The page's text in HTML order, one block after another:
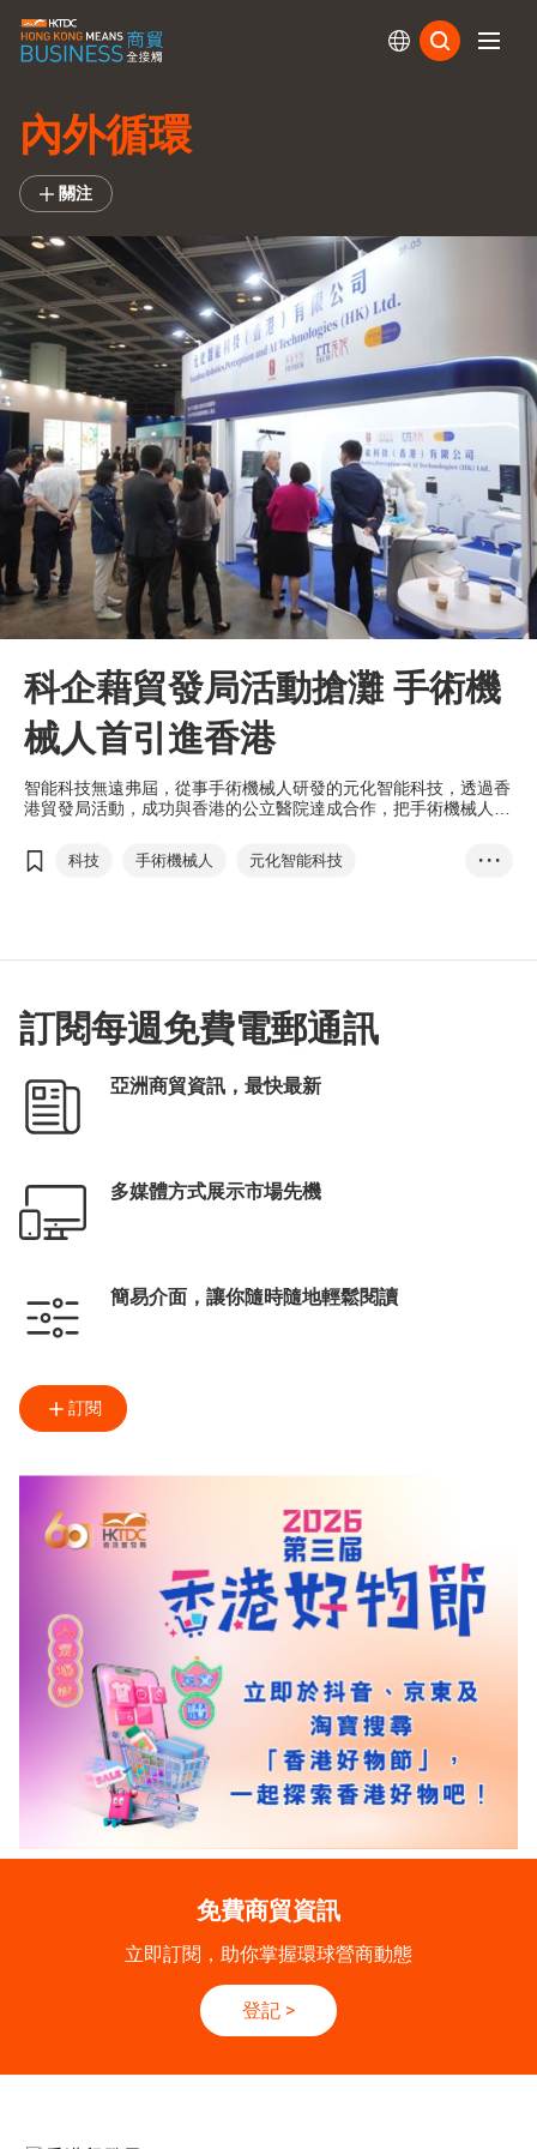
內外循環
關注
科企藉貿發局活動搶灘 手術機
械人首引進香港
智能科技無遠弗屆，從事手術機械人研發的元化智能科技，透過香
港貿發局活動，成功與香港的公立醫院達成合作，把手術機械人引
科技 手術機械人
元化智能科技
• • •
訂閱每週免費電郵通訊
亞洲商貿資訊，最快最新
多媒體方式展示市場先機
簡易介面，讓你隨時隨地輕鬆閱讀
訂閱
免費商貿資訊
立即訂閱，助你掌握環球營商動態
登記 >